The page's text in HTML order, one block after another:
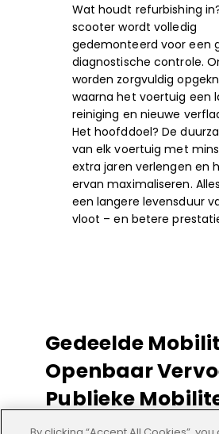
Wat houdt refurbishing
scooter wordt volledig
gedemonteerd voor een
diagnostische controle.
worden zorgvuldig
waarna het voertuig een
reiniging en nieuwe
Het hoofddoel? De
van elk voertuig met
extra jaren verlengen en
ervan maximaliseren.
een langere levensduur
vloot – en betere
Gedeelde
Openbaar
Publieke